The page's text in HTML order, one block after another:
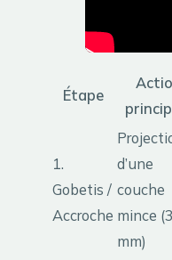
Étape
1.
Gobetis /
Accroche
d’une
couche
mince
mm)